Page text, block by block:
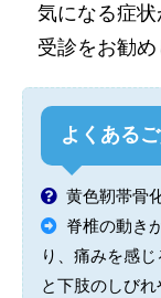
気になる症
受診をお勧め
よくある
黄色靭帯骨
脊椎の動き
り、痛みを感
と下肢のしび